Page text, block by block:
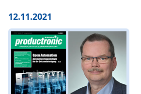
12.11.2021